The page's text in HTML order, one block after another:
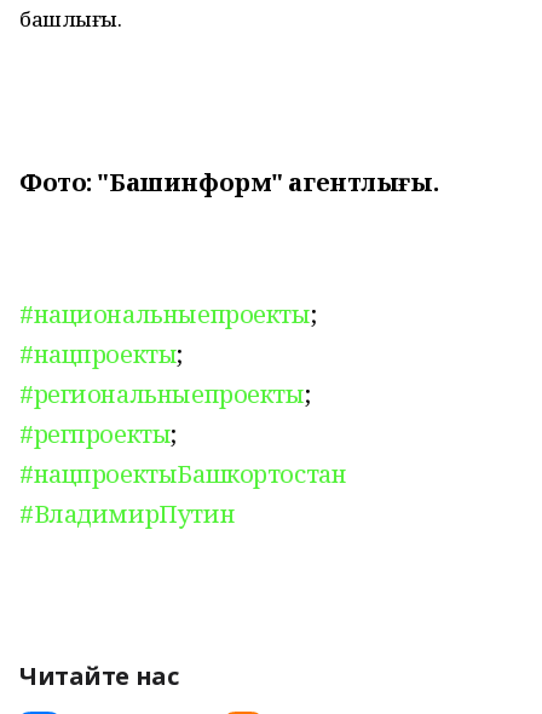
башлығы.
Фото: "Башинформ" агентлығы.
#национальныепроекты;
#нацпроекты;
#региональныепроекты;
#регпроекты;
#нацпроектыБашкортостан
#ВладимирПутин
Читайте нас